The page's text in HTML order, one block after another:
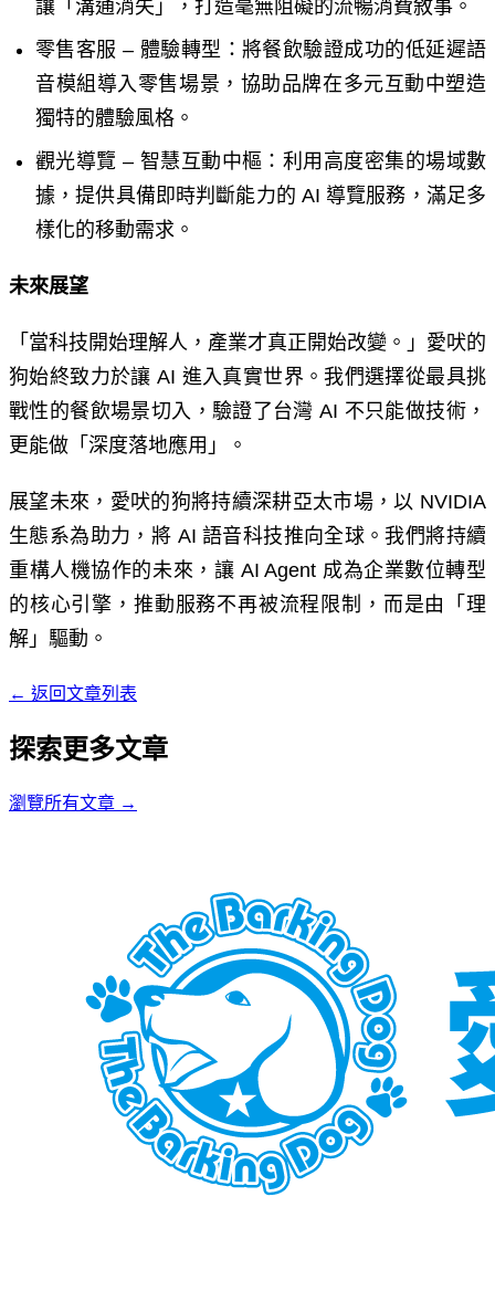
讓「溝通消失」，打造毫無阻礙的流暢消費敘事。
零售客服 – 體驗轉型：將餐飲驗證成功的低延遲語
音模組導入零售場景，協助品牌在多元互動中塑造
獨特的體驗風格。
觀光導覽 – 智慧互動中樞：利用高度密集的場域數
據，提供具備即時判斷能力的 AI 導覽服務，滿足多
樣化的移動需求。
未來展望
「當科技開始理解人，產業才真正開始改變。」愛吠的
狗始終致力於讓 AI 進入真實世界。我們選擇從最具挑
戰性的餐飲場景切入，驗證了台灣 AI 不只能做技術，
更能做「深度落地應用」。
展望未來，愛吠的狗將持續深耕亞太市場，以 NVIDIA
生態系為助力，將 AI 語音科技推向全球。我們將持續
重構人機協作的未來，讓 AI Agent 成為企業數位轉型
的核心引擎，推動服務不再被流程限制，而是由「理
解」驅動。
← 返回文章列表
探索更多文章
瀏覽所有文章 →